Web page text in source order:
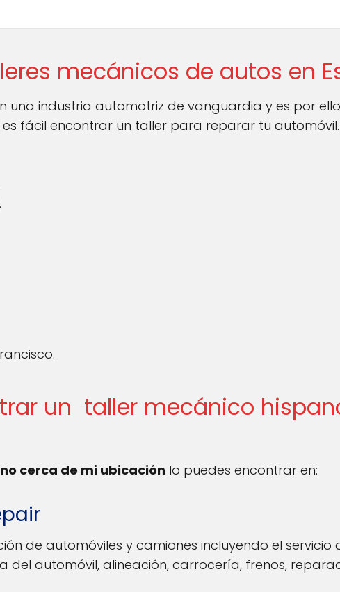
mecánicos de autos en
una industria automotriz de vanguardia y es por
fácil encontrar un taller para reparar tu automóvil.
un taller mecánico
cerca de mi ubicación lo puedes encontrar en:
de automóviles y camiones incluyendo el servicio
del automóvil, alineación, carrocería, frenos,